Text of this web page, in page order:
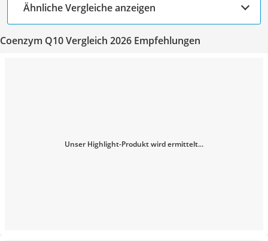
Ähnliche Vergleiche anzeigen
Coenzym Q10 Vergleich 2026 Empfehlungen
Unser Highlight-Produkt wird ermittelt...